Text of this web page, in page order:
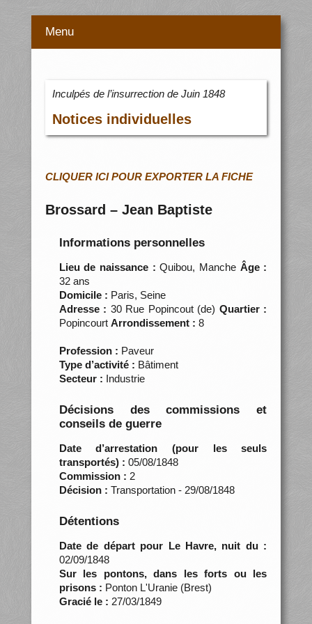
Menu
Inculpés de l’insurrection de Juin 1848
Notices individuelles
CLIQUER ICI POUR EXPORTER LA FICHE
Brossard – Jean Baptiste
Informations personnelles
Lieu de naissance : Quibou, MancheÂge :
32 ans
Domicile : Paris, Seine
Adresse : 30 Rue Popincout (de) Quartier :
Popincourt Arrondissement : 8
Profession : Paveur
Type d’activité : Bâtiment
Secteur : Industrie
Décisions des commissions et
conseils de guerre
Date d’arrestation (pour les seuls
transportés) : 05/08/1848
Commission : 2
Décision : Transportation - 29/08/1848
Détentions
Date de départ pour Le Havre, nuit du :
02/09/1848
Sur les pontons, dans les forts ou les
prisons : Ponton L'Uranie (Brest)
Gracié le : 27/03/1849